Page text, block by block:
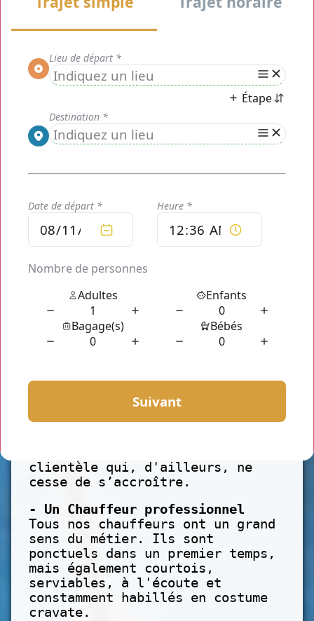
Nous sommes une société de
transport de personnes implantée
la région Île-de-France. Nous
opérons ainsi une des villes de
la région. Celle deLe Plessis-
Chauffeur privé Le Plessis-
Robinsoneffectue toutes les
vers cette ville.
Bénéficiez des innombrables
avantages en effectuant la
Plessis-Robinson.
Parmi ces avantages dont nous
vous garantissons :
- Un service de qualité
qualité de service pour nos
clients, nous soumettons à nos
chauffeurs de réguliers
formations sur le métier. Nous
clientèle qui, d'ailleurs, ne
cesse de s’accroître.
- Un Chauffeur professionnel
Tous nos chauffeurs ont un grand
sens du métier. Ils sont
ponctuels dans un premier temps,
mais également courtois,
serviables, à l'écoute et
constamment habillés en costume
cravate.